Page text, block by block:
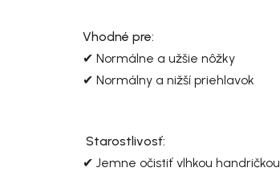
Vhodné pre:
✔ Normálne a užšie nôžky
✔ Normálny a nižší priehlavok
Starostlivosť:
✔ Jemne očistiť vlhkou handričkou